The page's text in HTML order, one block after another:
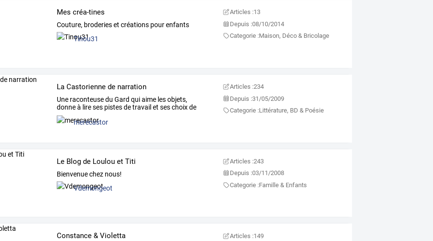
Mes créa-tines
Couture, broderies et créations pour enfants
Tinou31
Articles :13
Depuis :08/10/2014
Categorie :Maison, Déco & Bricolage
La Castorienne de narration
Une raconteuse du Gard qui aime les objets,
donne à lire ses pistes de travail et ses choix de
narration.
merecastor
Articles :234
Depuis :31/05/2009
Categorie :Littérature, BD & Poésie
Le Blog de Loulou et Titi
Bienvenue chez nous!
Vdemongeot
Articles :243
Depuis :03/11/2008
Categorie :Famille & Enfants
Constance & Violetta Articles :149